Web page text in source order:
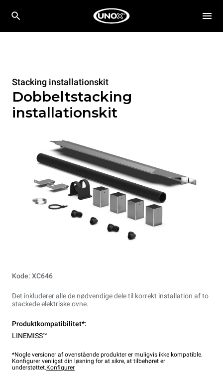
Stacking installationskit
Dobbeltstacking
installationskit
Kode: XC646
Det inkluderer alle de nødvendige dele til korrekt installation af to
stackede elektriske ovne.
Produktkompatibilitet*:
LINEMISS™
*Nogle versioner af ovenstående produkter er muligvis ikke kompatible.
Konfigurer venligst din løsning for at sikre, at tilbehøret er
understøttet.Konfigurer